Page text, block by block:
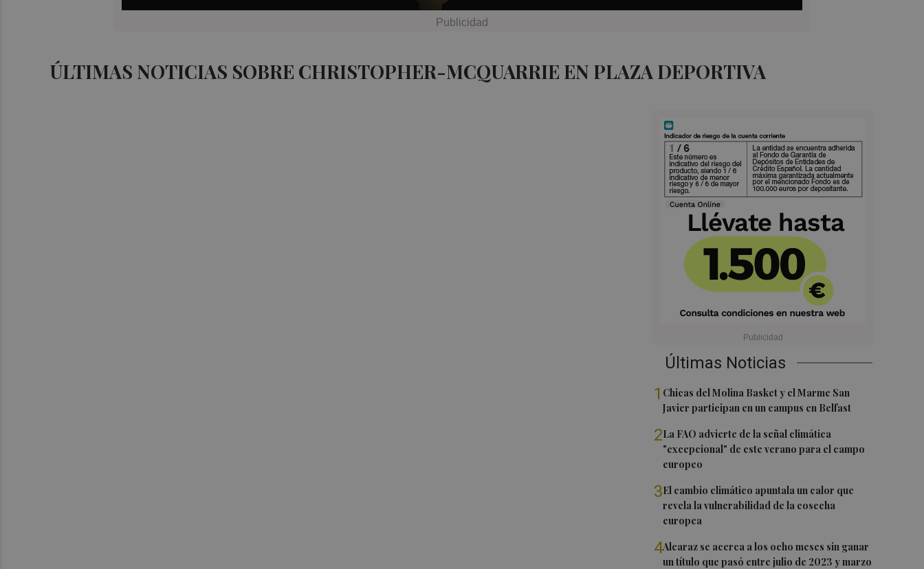
ÚLTIMAS NOTICIAS SOBRE CHRISTOPHER-MCQUARRIE EN PLAZA DEPORTIVA
Últimas Noticias
1 Chicas del Molina Basket y el Marme San
Javier participan en un campus en Belfast
2La FAO advierte de la señal climática
"excepcional" de este verano para el campo
europeo
3El cambio climático apuntala un calor que
revela la vulnerabilidad de la cosecha
europea
4Alcaraz se acerca a los ocho meses sin ganar
un título que pasó entre julio de 2023 y marzo